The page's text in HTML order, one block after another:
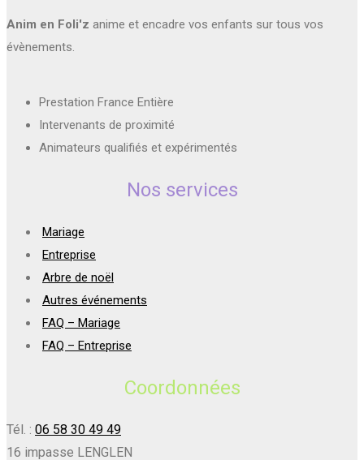
Anim en Foli'z anime et encadre vos enfants sur tous vos
évènements.
Prestation France Entière
Intervenants de proximité
Animateurs qualifiés et expérimentés
Nos services
Mariage
Entreprise
Arbre de noël
Autres événements
FAQ – Mariage
FAQ – Entreprise
Coordonnées
Tél. : 06 58 30 49 49
16 impasse LENGLEN